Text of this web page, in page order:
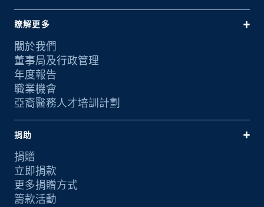
瞭解更多
關於我們
董事局及行政管理
年度報告
職業機會
亞裔醫務人才培訓計劃
捐助
捐贈
立即捐款
更多捐贈方式
籌款活動